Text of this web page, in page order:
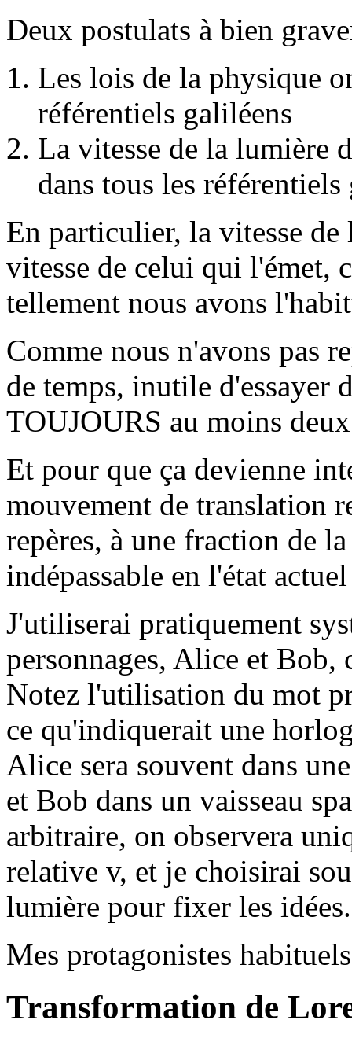
Deux postulats à bien
Les lois de la physique
référentiels galiléens
La vitesse de la lumière
dans tous les référentiels
En particulier, la vitesse de
vitesse de celui qui l'émet,
tellement nous avons
Comme nous n'avons pas
de temps, inutile d'essayer
TOUJOURS au moins
Et pour que ça devienne
mouvement de translation
repères, à une fraction de
indépassable en l'état
J'utiliserai pratiquement
personnages, Alice et Bob,
Notez l'utilisation du mot
ce qu'indiquerait une
Alice sera souvent dans
et Bob dans un vaisseau
arbitraire, on observera
relative v, et je choisirai
lumière pour fixer les idées.
Mes protagonistes
Transformation de